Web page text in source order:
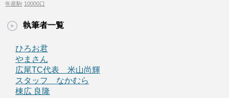
年産駒 10000口
執筆者一覧
ひろお君
やまさん
広尾TC代表 米山尚輝
スタッフ なかむら
棟広 良隆